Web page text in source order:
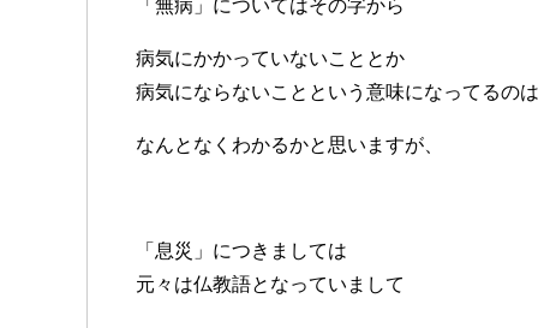
「無病」についてはその字から
病気にかかっていないこととか
病気にならないことという意味になってるのは
なんとなくわかるかと思いますが、
「息災」につきましては
元々は仏教語となっていまして